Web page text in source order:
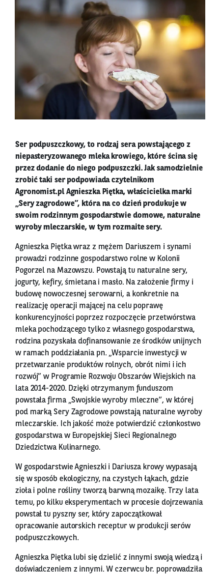
Ser podpuszczkowy, to rodzaj sera powstającego z
niepasteryzowanego mleka krowiego, które ścina się
przez dodanie do niego podpuszczki. Jak samodzielnie
zrobić taki ser podpowiada czytelnikom
Agronomist.pl Agnieszka Piętka, właścicielka marki
„Sery zagrodowe”, która na co dzień produkuje w
swoim rodzinnym gospodarstwie domowe, naturalne
wyroby mleczarskie, w tym rozmaite sery.
Agnieszka Piętka wraz z mężem Dariuszem i synami
prowadzi rodzinne gospodarstwo rolne w Kolonii
Pogorzel na Mazowszu. Powstają tu naturalne sery,
jogurty, kefiry, śmietana i masło. Na założenie firmy i
budowę nowoczesnej serowarni, a konkretnie na
realizację operacji mającej na celu poprawę
konkurencyjności poprzez rozpoczęcie przetwórstwa
mleka pochodzącego tylko z własnego gospodarstwa,
rodzina pozyskała dofinansowanie ze środków unijnych
w ramach poddziałania pn. „Wsparcie inwestycji w
przetwarzanie produktów rolnych, obrót nimi i ich
rozwój” w Programie Rozwoju Obszarów Wiejskich na
lata 2014-2020. Dzięki otrzymanym funduszom
powstała firma „Swojskie wyroby mleczne”, w której
pod marką Sery Zagrodowe powstają naturalne wyroby
mleczarskie. Ich jakość może potwierdzić członkostwo
gospodarstwa w Europejskiej Sieci Regionalnego
Dziedzictwa Kulinarnego.
W gospodarstwie Agnieszki i Dariusza krowy wypasają
się w sposób ekologiczny, na czystych łąkach, gdzie
zioła i polne rośliny tworzą barwną mozaikę. Trzy lata
temu, po kilku eksperymentach w procesie dojrzewania
powstał tu pyszny ser, który zapoczątkował
opracowanie autorskich receptur w produkcji serów
podpuszczkowych.
Agnieszka Piętka lubi się dzielić z innymi swoją wiedzą i
doświadczeniem z innymi. W czerwcu br. poprowadziła